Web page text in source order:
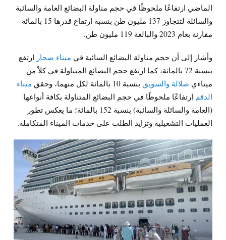
الماضي ارتفاعًا ملحوظًا في حجم مناولة البضائع العامة والسائبة
والسائلة لتتجاوز 137 مليون طن بنسبة ارتفاع قدرها 15 بالمائة
مقارنة بعام 2023 والبالغة 119 مليون طن.
وأشار إلى أن حجم مناولة البضائع السائبة في ميناء صحار ارتفع
بنسبة 72 بالمائة، كما ارتفع حجم البضائع المتناولة في كلاً من
ميناءي صلالة والسويقبنسبة 10 بالمائة لكل منهما، وحقق
ميناء
الدقم ارتفاعًا ملحوظًا في حجم البضائع المتناولة بكافة أنواعها
(العامة والسائلة والسائبة) بنسبة 152 بالمائة؛ ما يعكس تطور
العمليات التشغيلية وتزايد الطلب على خدمات الميناء المتكاملة.